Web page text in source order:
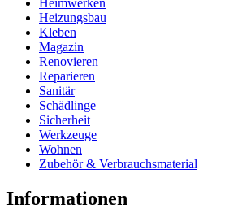
Heimwerken
Heizungsbau
Kleben
Magazin
Renovieren
Reparieren
Sanitär
Schädlinge
Sicherheit
Werkzeuge
Wohnen
Zubehör & Verbrauchsmaterial
Informationen